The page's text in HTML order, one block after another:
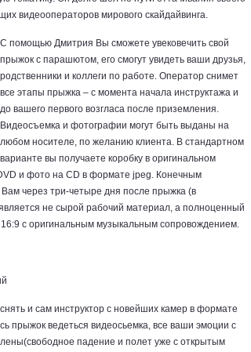
видеооператоров мирового скайдайвинга.
С помощью Дмитрия Вы сможете увековечить свой
прыжок с парашютом, его смогут увидеть ваши друзья,
родственники и коллеги по работе. Оператор снимет
все этапы прыжка – с момента начала инструктажа и
до вашего первого возгласа после приземления.
Видеосъемка и фотографии могут быть выданы на
любом носителе, по желанию клиента. В стандартном
варианте вы получаете коробку в оригинальном
и фото на CD в формате jpeg. Конечным
через три-четыре дня после прыжка (в
не сырой рабочий материал, а полноценный
с оригинальным музыкальным сопровождением.
и сам инструктор с новейших камер в формате
прыжок ведеться видеосьемка, все ваши эмоции с
падение и полет уже с открытым